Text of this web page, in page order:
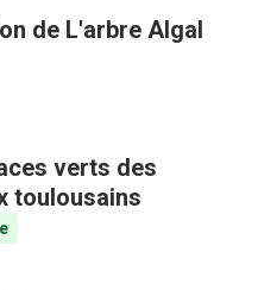
de L'arbre Algal
verts des
toulousains